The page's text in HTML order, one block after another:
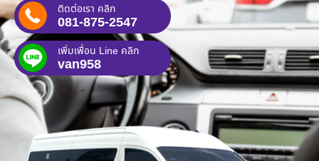
ติดต่อเรา คลิก
081-875-2547
เพิ่มเพื่อน Line คลิก
van958